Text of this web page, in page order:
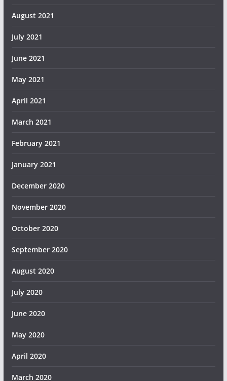
August 2021
July 2021
June 2021
May 2021
April 2021
March 2021
February 2021
January 2021
December 2020
November 2020
October 2020
September 2020
August 2020
July 2020
June 2020
May 2020
April 2020
March 2020